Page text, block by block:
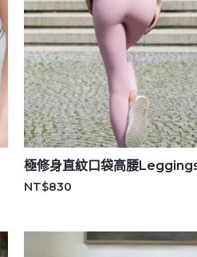
極修身直紋口袋高腰
NT$830